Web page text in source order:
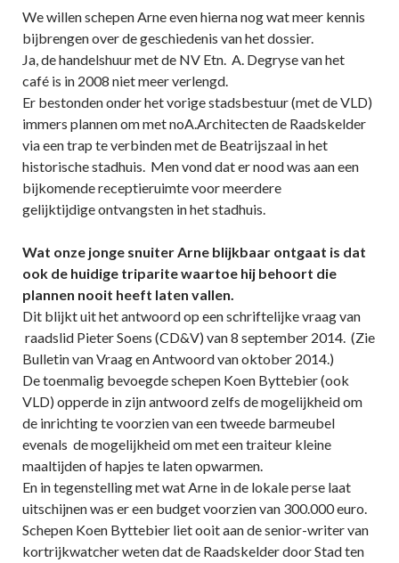
We willen schepen Arne even hierna nog wat meer kennis
bijbrengen over de geschiedenis van het dossier.
Ja, de handelshuur met de NV Etn. A. Degryse van het
café is in 2008 niet meer verlengd.
Er bestonden onder het vorige stadsbestuur (met de VLD)
immers plannen om met noA.Architecten de Raadskelder
via een trap te verbinden met de Beatrijszaal in het
historische stadhuis. Men vond dat er nood was aan een
bijkomende receptieruimte voor meerdere
gelijktijdige ontvangsten in het stadhuis.
Wat onze jonge snuiter Arne blijkbaar ontgaat is dat
ook de huidige triparite waartoe hij behoort die
plannen nooit heeft laten vallen.
Dit blijkt uit het antwoord op een schriftelijke vraag van
raadslid Pieter Soens (CD&V) van 8 september 2014. (Zie
Bulletin van Vraag en Antwoord van oktober 2014.)
De toenmalig bevoegde schepen Koen Byttebier (ook
VLD) opperde in zijn antwoord zelfs de mogelijkheid om
de inrichting te voorzien van een tweede barmeubel
evenals de mogelijkheid om met een traiteur kleine
maaltijden of hapjes te laten opwarmen.
En in tegenstelling met wat Arne in de lokale perse laat
uitschijnen was er een budget voorzien van 300.000 euro.
Schepen Koen Byttebier liet ooit aan de senior-writer van
kortrijkwatcher weten dat de Raadskelder door Stad ten